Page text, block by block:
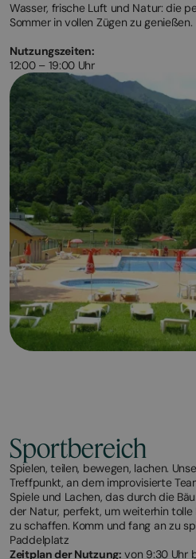
Wasser, frische Luft und Natur: die
Sommer in vollen Zügen zu genießen.
Nutzungszeiten:
12:00 – 19:00 Uhr
Sportbereich
Spielen, teilen, bewegen, lachen.
Treffpunkt, an dem improvisierte
Spiele und Lachen, das durch die
der Natur, perfekt, um weiterhin tolle
zu schaffen. Komm und fang an zu
Paddelplatz
Zeitplan der Nutzung: von 9:30 Uhr